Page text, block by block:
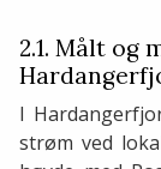
2.1. Målt og
I
strøm ved